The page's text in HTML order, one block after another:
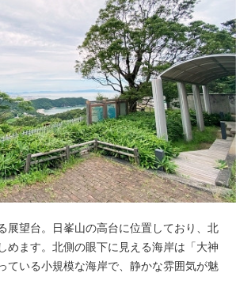
展望台。日峯山の高台に位置しており、北
めます。北側の眼下に見える海岸は「大神
ている小規模な海岸で、静かな雰囲気が魅